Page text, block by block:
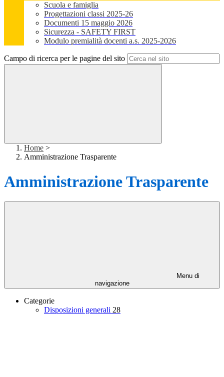
Scuola e famiglia
Progettazioni classi 2025-26
Documenti 15 maggio 2026
Sicurezza - SAFETY FIRST
Modulo premialità docenti a.s. 2025-2026
Campo di ricerca per le pagine del sito
Home >
Amministrazione Trasparente
Amministrazione Trasparente
Menu di
navigazione
Categorie
Disposizioni generali 28